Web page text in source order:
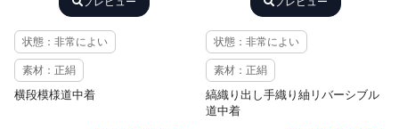
状態：非常によい
素材：正絹
横段模様道中着
状態：非常によい
素材：正絹
縞織り出し手織り紬リバーシブル
道中着